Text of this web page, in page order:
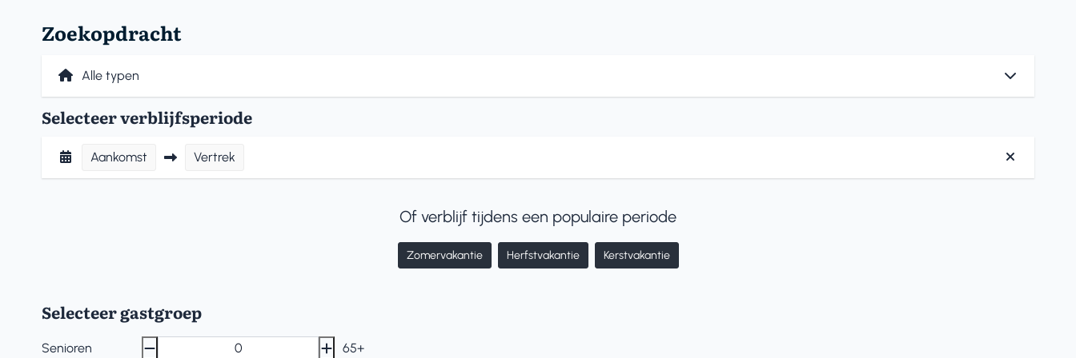
Zoekopdracht
Selecteer verblijfsperiode
Aankomst Vertrek
Of verblijf tijdens een populaire periode
Zomervakantie Herfstvakantie Kerstvakantie
Selecteer gastgroep
Senioren 65+